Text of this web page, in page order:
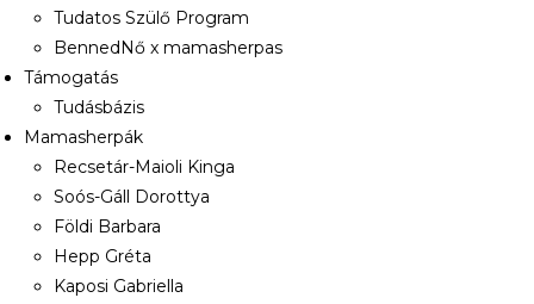
Tudatos Szülő Program
BennedNő x mamasherpas
Támogatás
Tudásbázis
Mamasherpák
Recsetár-Maioli Kinga
Soós-Gáll Dorottya
Földi Barbara
Hepp Gréta
Kaposi Gabriella